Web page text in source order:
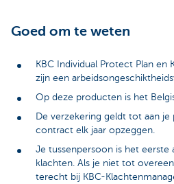
Goed om te weten
KBC Individual Protect Plan en
zijn een
Op deze producten is het
De verzekering geldt tot aan
contract elk jaar opzeggen.
Je tussenpersoon is het eerste
klachten. Als je niet tot
terecht bij KBC-